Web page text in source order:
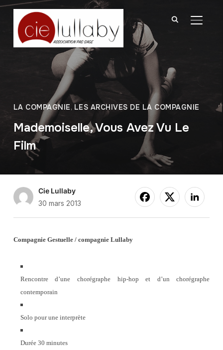
LA COMPAGNIE, LES ARCHIVES DE LA COMPAGNIE
Mademoiselle, Vous Avez Vu Le
Film
Cie Lullaby
30 mars 2013
Compagnie Gestuelle / compagnie Lullaby
Rencontre d’une chorégraphe hip-hop et d’un chorégraphe
contemporain
Solo pour une interprète
Durée 30 minutes